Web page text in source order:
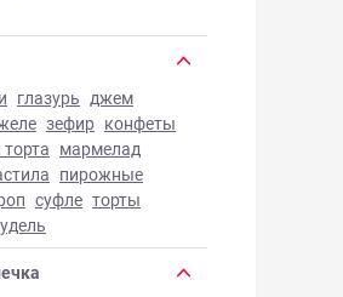
глазурь джем
зефир конфеты
мармелад
пирожные
суфле торты